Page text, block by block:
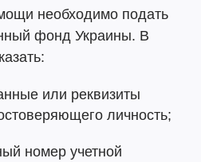
необходимо подать
фонд Украины. В
или реквизиты
личность;
номер учетной